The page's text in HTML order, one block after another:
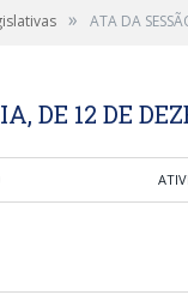
» ATA DA
DE 12 DE